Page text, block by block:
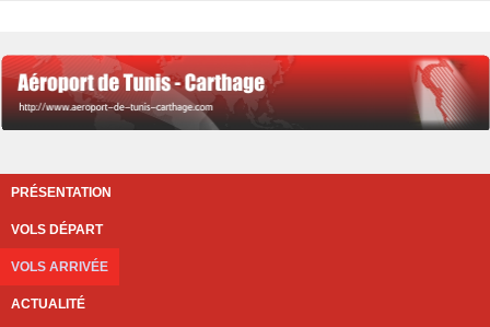
PRÉSENTATION
VOLS DÉPART
VOLS ARRIVÉE
ACTUALITÉ